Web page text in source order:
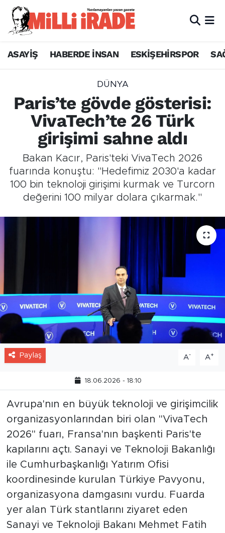
ASAYİŞ HABERDE İNSAN ESKİŞEHİRSPOR
DÜNYA
Paris’te gövde gösterisi:
VivaTech’te 26 Türk
girişimi sahne aldı
Bakan Kacır, Paris'teki VivaTech 2026
fuarında konuştu: "Hedefimiz 2030'a kadar
100 bin teknoloji girişimi kurmak ve Turcorn
değerini 100 milyar dolara çıkarmak."
Paylaş A- A+
18.06.2026 - 18:10
Avrupa'nın en büyük teknoloji ve girişimcilik
organizasyonlarından biri olan "VivaTech
2026" fuarı, Fransa'nın başkenti Paris'te
kapılarını açtı. Sanayi ve Teknoloji Bakanlığı
ile Cumhurbaşkanlığı Yatırım Ofisi
koordinesinde kurulan Türkiye Pavyonu,
organizasyona damgasını vurdu. Fuarda
yer alan Türk stantlarını ziyaret eden
Sanayi ve Teknoloji Bakanı Mehmet Fatih